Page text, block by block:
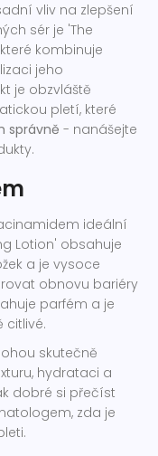
vliv na zlepšení
sér je 'The
které kombinuje
jeho
je obzvláště
pletí, které
správně - nanášejte
ideální
Lotion' obsahuje
a je vysoce
obnovu bariéry
parfém a je
citlivé.
skutečně
hydrataci a
dobré si přečíst
zda je